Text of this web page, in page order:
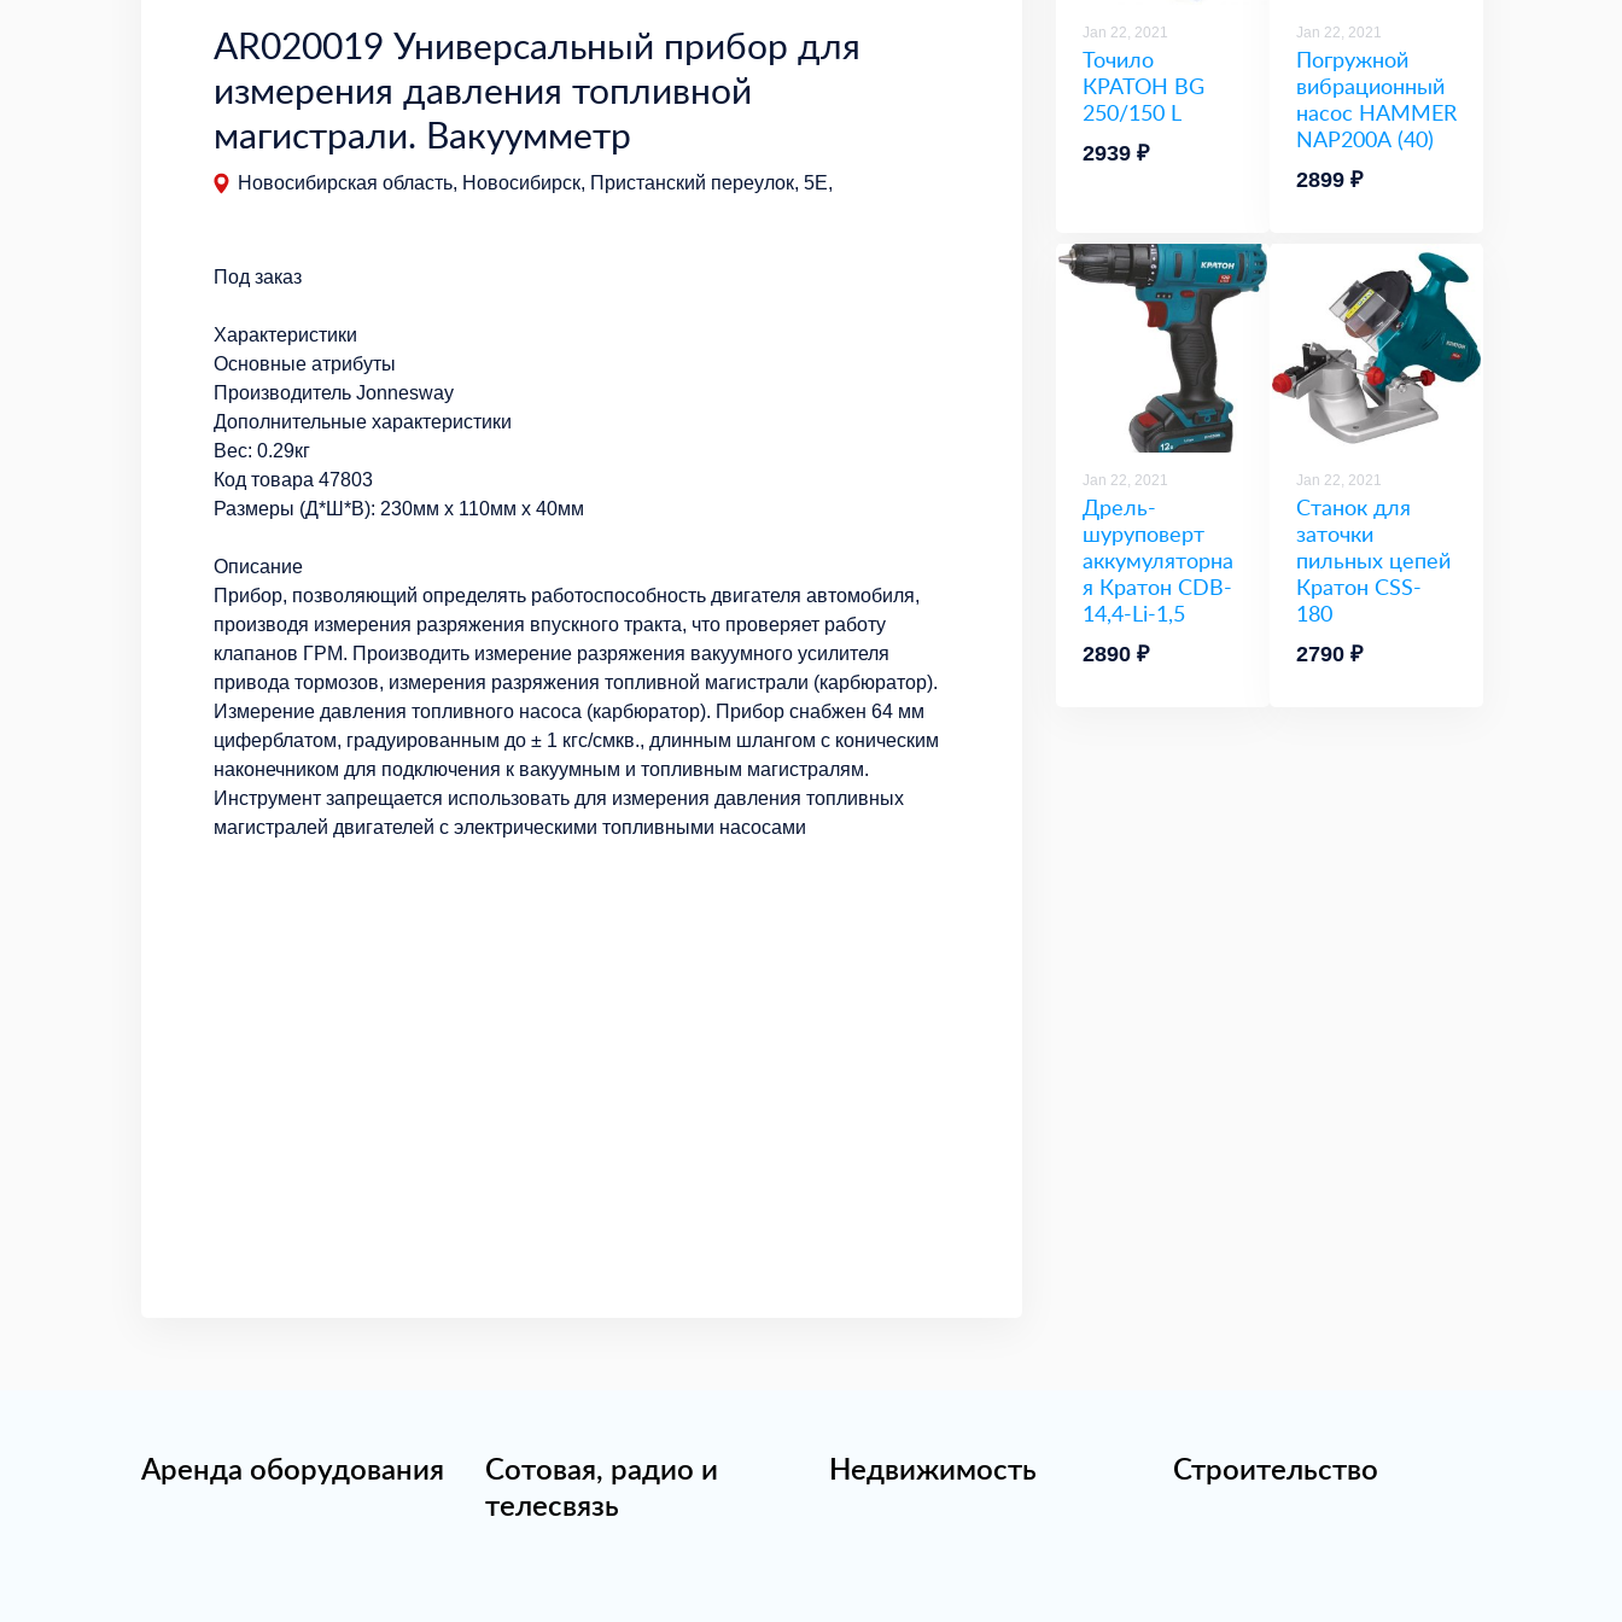
AR020019 Универсальный прибор для
измерения давления топливной
магистрали. Вакуумметр
Новосибирская область, Новосибирск, Пристанский переулок, 5Е,
Под заказ
Характеристики
Основные атрибуты
Производитель Jonnesway
Дополнительные характеристики
Вес: 0.29кг
Код товара 47803
Размеры (Д*Ш*В): 230мм x 110мм x 40мм
Описание
Прибор, позволяющий определять работоспособность двигателя автомобиля,
производя измерения разряжения впускного тракта, что проверяет работу
клапанов ГРМ. Производить измерение разряжения вакуумного усилителя
привода тормозов, измерения разряжения топливной магистрали (карбюратор).
Измерение давления топливного насоса (карбюратор). Прибор снабжен 64 мм
циферблатом, градуированным до ± 1 кгс/смкв., длинным шлангом с коническим
наконечником для подключения к вакуумным и топливным магистралям.
Инструмент запрещается использовать для измерения давления топливных
магистралей двигателей с электрическими топливными насосами
Jan 22, 2021
Точило
КРАТОН BG
250/150 L
2939 ₽
Jan 22, 2021
Погружной
вибрационный
насос HAMMER
NAP200А (40)
2899 ₽
Jan 22, 2021
Дрель-
шуруповерт
аккумуляторна
я Кратон CDB-
14,4-Li-1,5
2890 ₽
Jan 22, 2021
Станок для
заточки
пильных цепей
Кратон CSS-
180
2790 ₽
Аренда оборудования
Сотовая, радио и
телесвязь
Недвижимость Строительство